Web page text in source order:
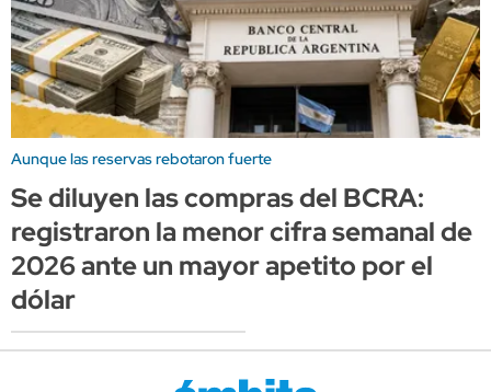
Aunque las reservas rebotaron fuerte
Se diluyen las compras del BCRA:
registraron la menor cifra semanal de
2026 ante un mayor apetito por el
dólar